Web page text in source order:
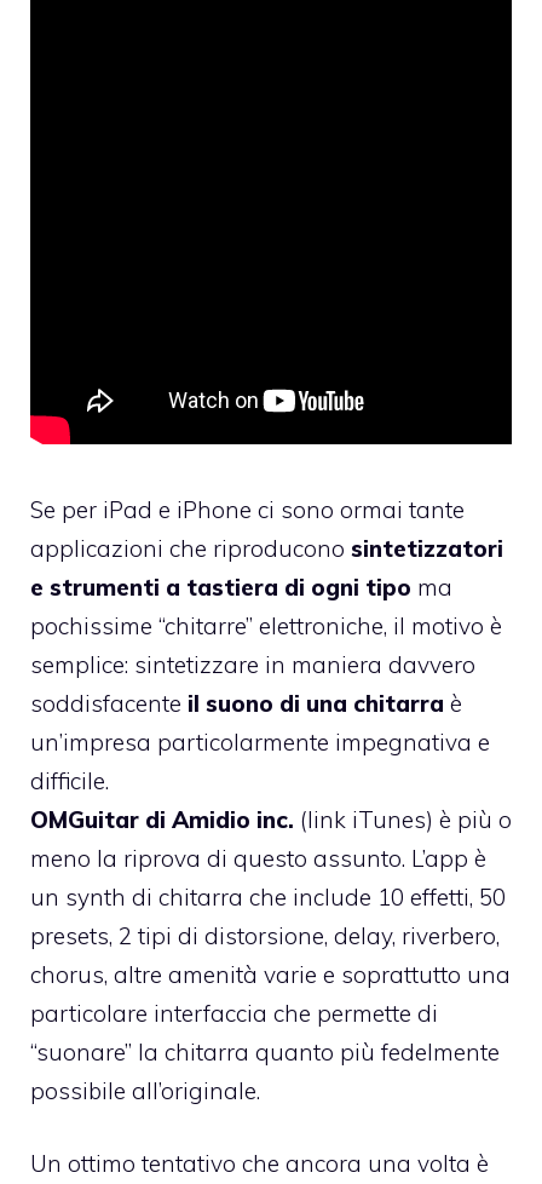
Se per iPad e iPhone ci sono ormai tante
applicazioni che riproducono sintetizzatori
e strumenti a tastiera di ogni tipo ma
pochissime “chitarre” elettroniche, il motivo è
semplice: sintetizzare in maniera davvero
soddisfacente il suono di una chitarra è
un’impresa particolarmente impegnativa e
difficile.
OMGuitar di Amidio inc. (link iTunes) è più o
meno la riprova di questo assunto. L’app è
un synth di chitarra che include 10 effetti, 50
presets, 2 tipi di distorsione, delay, riverbero,
chorus, altre amenità varie e soprattutto una
particolare interfaccia che permette di
“suonare” la chitarra quanto più fedelmente
possibile all’originale.
Un ottimo tentativo che ancora una volta è